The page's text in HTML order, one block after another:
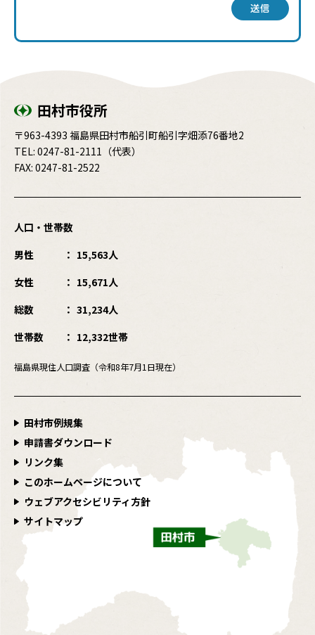
送信
田村市役所
〒963-4393 福島県田村市船引町船引字畑添76番地2
TEL: 0247-81-2111 （代表）
FAX: 0247-81-2522
人口・世帯数
男性
15,563人
女性
15,671人
総数
31,234人
世帯数
12,332世帯
福島県現住人口調査（令和8年7月1日現在）
田村市例規集
申請書ダウンロード
リンク集
このホームページについて
ウェブアクセシビリティ方針
サイトマップ